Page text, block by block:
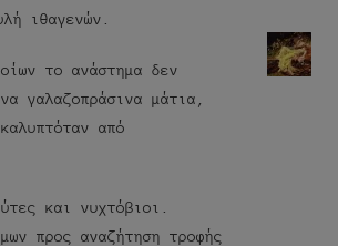
ιθαγενών.
το ανάστημα δεν
γαλαζοπράσινα μάτια,
από
και νυχτόβιοι.
προς αναζήτηση τροφής